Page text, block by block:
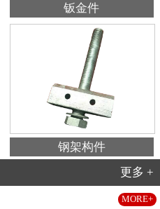
钣金件
钢架构件
更多 +
MORE+